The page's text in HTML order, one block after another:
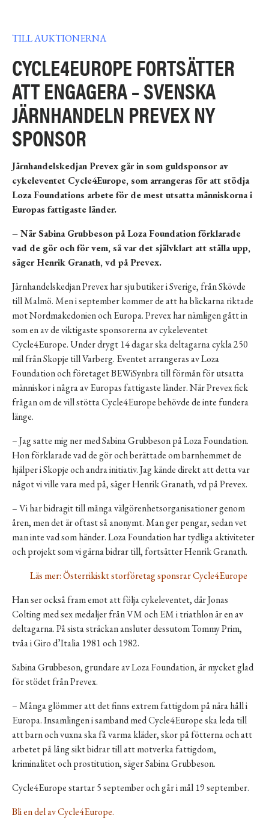
TILL AUKTIONERNA
CYCLE4EUROPE FORTSÄTTER
ATT ENGAGERA – SVENSKA
JÄRNHANDELN PREVEX NY
SPONSOR
Järnhandelskedjan Prevex går in som guldsponsor av
cykeleventet Cycle4Europe, som arrangeras för att stödja
Loza Foundations arbete för de mest utsatta människorna i
Europas fattigaste länder.
– När Sabina Grubbeson på Loza Foundation förklarade
vad de gör och för vem, så var det självklart att ställa upp,
säger Henrik Granath, vd på Prevex.
Järnhandelskedjan Prevex har sju butiker i Sverige, från Skövde
till Malmö. Men i september kommer de att ha blickarna riktade
mot Nordmakedonien och Europa. Prevex har nämligen gått in
som en av de viktigaste sponsorerna av cykeleventet
Cycle4Europe. Under drygt 14 dagar ska deltagarna cykla 250
mil från Skopje till Varberg. Eventet arrangeras av Loza
Foundation och företaget BEWiSynbra till förmån för utsatta
människor i några av Europas fattigaste länder. När Prevex fick
frågan om de vill stötta Cycle4Europe behövde de inte fundera
länge.
– Jag satte mig ner med Sabina Grubbeson på Loza Foundation.
Hon förklarade vad de gör och berättade om barnhemmet de
hjälper i Skopje och andra initiativ. Jag kände direkt att detta var
något vi ville vara med på, säger Henrik Granath, vd på Prevex.
– Vi har bidragit till många välgörenhetsorganisationer genom
åren, men det är oftast så anonymt. Man ger pengar, sedan vet
man inte vad som händer. Loza Foundation har tydliga aktiviteter
och projekt som vi gärna bidrar till, fortsätter Henrik Granath.
Läs mer: Österrikiskt storföretag sponsrar Cycle4Europe
Han ser också fram emot att följa cykeleventet, där Jonas
Colting med sex medaljer från VM och EM i triathlon är en av
deltagarna. På sista sträckan ansluter dessutom Tommy Prim,
tvåa i Giro d’Italia 1981 och 1982.
Sabina Grubbeson, grundare av Loza Foundation, är mycket glad
för stödet från Prevex.
– Många glömmer att det finns extrem fattigdom på nära håll i
Europa. Insamlingen i samband med Cycle4Europe ska leda till
att barn och vuxna ska få varma kläder, skor på fötterna och att
arbetet på lång sikt bidrar till att motverka fattigdom,
kriminalitet och prostitution, säger Sabina Grubbeson.
Cycle4Europe startar 5 september och går i mål 19 september.
Bli en del av Cycle4Europe.